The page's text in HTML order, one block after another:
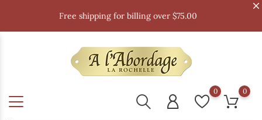
Free shipping for billing over $75.00
0 0